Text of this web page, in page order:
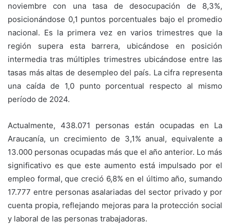
noviembre con una tasa de desocupación de 8,3%,
posicionándose 0,1 puntos porcentuales bajo el promedio
nacional. Es la primera vez en varios trimestres que la
región supera esta barrera, ubicándose en posición
intermedia tras múltiples trimestres ubicándose entre las
tasas más altas de desempleo del país. La cifra representa
una caída de 1,0 punto porcentual respecto al mismo
período de 2024.
Actualmente, 438.071 personas están ocupadas en La
Araucanía, un crecimiento de 3,1% anual, equivalente a
13.000 personas ocupadas más que el año anterior. Lo más
significativo es que este aumento está impulsado por el
empleo formal, que creció 6,8% en el último año, sumando
17.777 entre personas asalariadas del sector privado y por
cuenta propia, reflejando mejoras para la protección social
y laboral de las personas trabajadoras.